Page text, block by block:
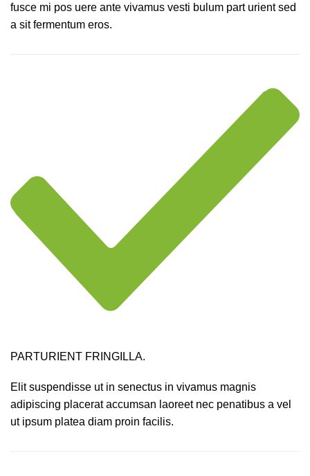
fusce mi pos uere ante vivamus vesti bulum part urient sed
a sit fermentum eros.
PARTURIENT FRINGILLA.
Elit suspendisse ut in senectus in vivamus magnis
adipiscing placerat accumsan laoreet nec penatibus a vel
ut ipsum platea diam proin facilis.